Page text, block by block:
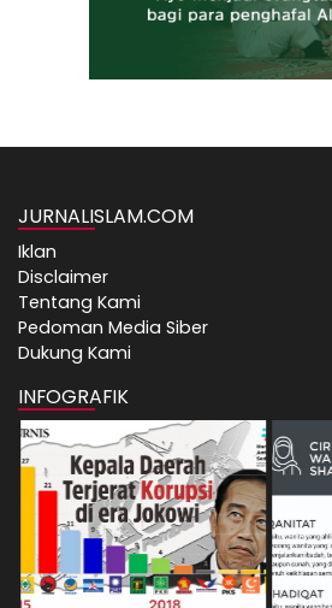
JURNALISLAM.COM
Iklan
Disclaimer
Tentang Kami
Pedoman Media Siber
Dukung Kami
INFOGRAFIK